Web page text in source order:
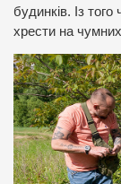
будинків. Із
хрести на